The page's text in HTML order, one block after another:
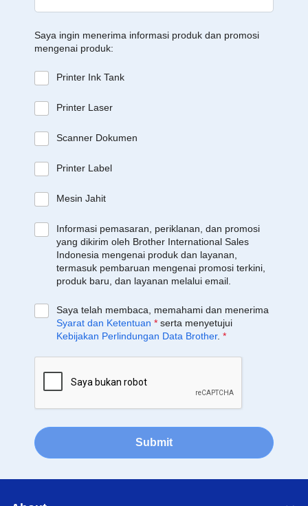
Saya ingin menerima informasi produk dan promosi
mengenai produk:
Printer Ink Tank
Printer Laser
Scanner Dokumen
Printer Label
Mesin Jahit
Informasi pemasaran, periklanan, dan promosi
yang dikirim oleh Brother International Sales
Indonesia mengenai produk dan layanan,
termasuk pembaruan mengenai promosi terkini,
produk baru, dan layanan melalui email.
Saya telah membaca, memahami dan menerima
Syarat dan Ketentuan * serta menyetujui
Kebijakan Perlindungan Data Brother. *
Submit